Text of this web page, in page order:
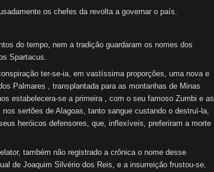
os chefes da revolta a governar o país.
do tempo, nem a tradição guardaram os nomes dos
Spartacus.
ter-se-ia, em vastíssima proporções, uma nova e
Palmares , transplantada para as montanhas de Minas
estabelecera-se a primeira , com o seu famoso Zumbi e as
sertões de Alagoas, tanto sangue custando o destruí-la,
heróicos defensores, que, inflexíveis, preferiram a morte
também não registrado a crônica o nome desse
de Joaquim Silvério dos Reis, e a insurreição frustou-se,